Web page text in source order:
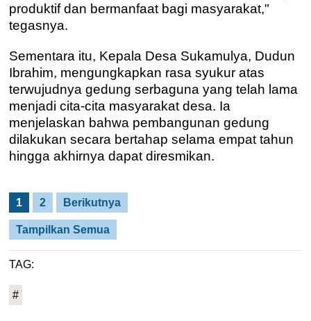
produktif dan bermanfaat bagi masyarakat,"
tegasnya.
Sementara itu, Kepala Desa Sukamulya, Dudun
Ibrahim, mengungkapkan rasa syukur atas
terwujudnya gedung serbaguna yang telah lama
menjadi cita-cita masyarakat desa. Ia
menjelaskan bahwa pembangunan gedung
dilakukan secara bertahap selama empat tahun
hingga akhirnya dapat diresmikan.
1 2 Berikutnya
Tampilkan Semua
TAG:
#